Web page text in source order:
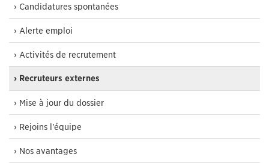
› Candidatures spontanées
› Alerte emploi
› Activités de recrutement
› Recruteurs externes
› Mise à jour du dossier
› Rejoins l'équipe
› Nos avantages